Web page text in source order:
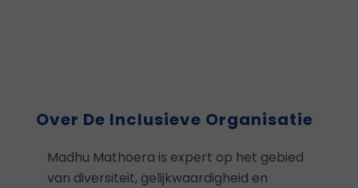
Over De Inclusieve Organisatie
Madhu Mathoera is expert op het gebied
van diversiteit, gelijkwaardigheid en